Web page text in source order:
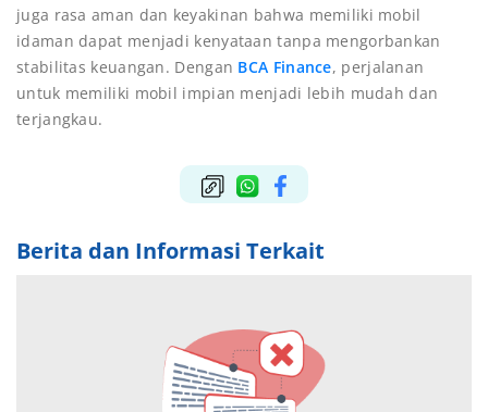
juga rasa aman dan keyakinan bahwa memiliki mobil
idaman dapat menjadi kenyataan tanpa mengorbankan
stabilitas keuangan. Dengan BCA Finance, perjalanan
untuk memiliki mobil impian menjadi lebih mudah dan
terjangkau.
Berita dan Informasi Terkait